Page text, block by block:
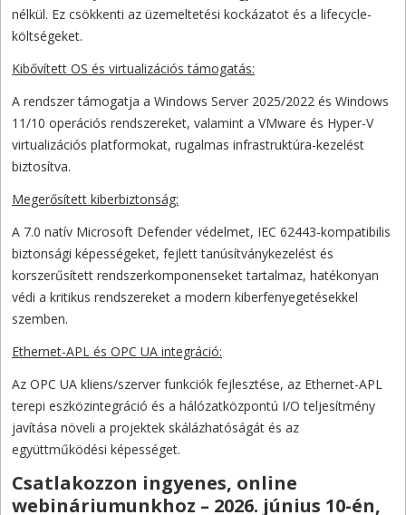
nélkül. Ez csökkenti az üzemeltetési kockázatot és a lifecycle-
költségeket.
Kibővített OS és virtualizációs támogatás:
A rendszer támogatja a Windows Server 2025/2022 és Windows
11/10 operációs rendszereket, valamint a VMware és Hyper-V
virtualizációs platformokat, rugalmas infrastruktúra-kezelést
biztosítva.
Megerősített kiberbiztonság:
A 7.0 natív Microsoft Defender védelmet, IEC 62443-kompatibilis
biztonsági képességeket, fejlett tanúsítványkezelést és
korszerűsített rendszerkomponenseket tartalmaz, hatékonyan
védi a kritikus rendszereket a modern kiberfenyegetésekkel
szemben.
Ethernet-APL és OPC UA integráció:
Az OPC UA kliens/szerver funkciók fejlesztése, az Ethernet-APL
terepi eszközintegráció és a hálózatközpontú I/O teljesítmény
javítása növeli a projektek skálázhatóságát és az
együttműködési képességet.
Csatlakozzon ingyenes, online
webináriumunkhoz – 2026. június 10-én,